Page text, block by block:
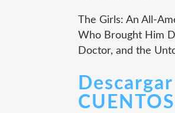
The Girls: An All-
Who Brought Him
Doctor, and the
CUENTOS